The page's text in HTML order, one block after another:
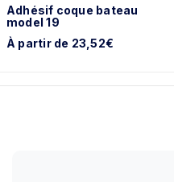
Adhésif coque bateau
model 19
À partir de 23,52€